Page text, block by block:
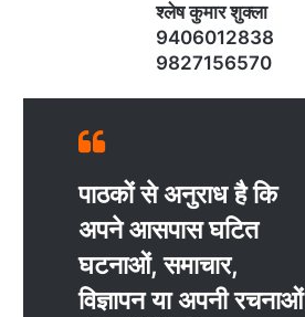
श्‍लेष कुमार शुक्‍ला
9406012838
9827156570
पाठकों से अनुराध है कि
अपने आसपास घटित
घटनाओं, समाचार,
विज्ञापन या अपनी रचनाओं